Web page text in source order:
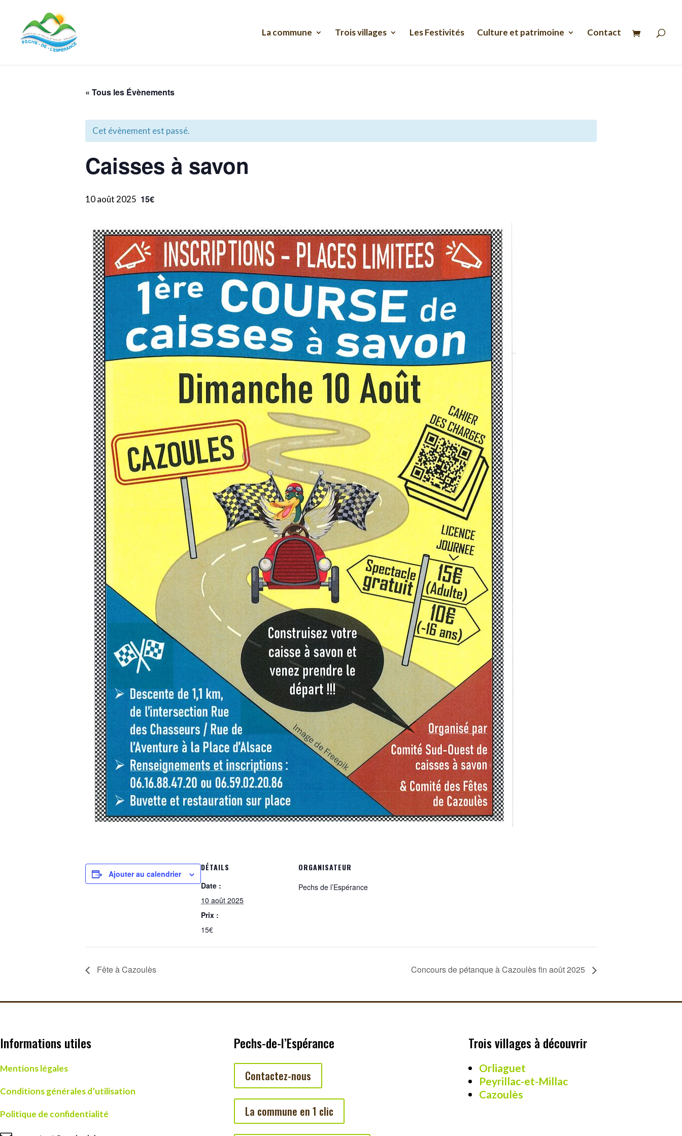
La commune Trois villages Les Festivités Culture et patrimoine Contact
« Tous les Évènements
Cet évènement est passé.
Caisses à savon
10 août 2025 15€
Ajouter au calendrier
DÉTAILS
Date :
10 août 2025
Prix :
15€
ORGANISATEUR
Pechs de l’Espérance
Fête à Cazoulès Concours de pétanque à Cazoulès fin août 2025
Informations utiles
Mentions légales
Conditions générales d’utilisation
Politique de confidentialité
Pechs-de-l’Espérance
Contactez-nous
La commune en 1 clic
Trois villages à découvrir
Orliaguet
Peyrillac-et-Millac
Cazoulès